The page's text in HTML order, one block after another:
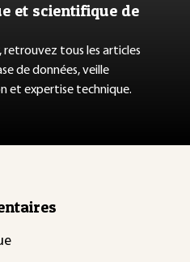
et scientifique de
retrouvez tous les articles
de données, veille
et expertise technique.